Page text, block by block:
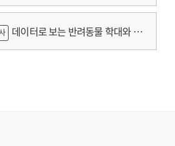
예술인 소득보장정책 논의
데이터로 보는 반려동물 학대와 분